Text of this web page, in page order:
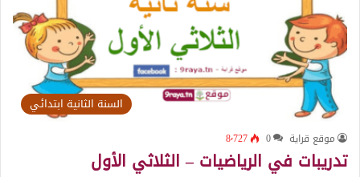
السنة الثانية ابتدائي
موقع قراية 0 8٬727
تدريبات في الرياضيات – الثلاثي الأول